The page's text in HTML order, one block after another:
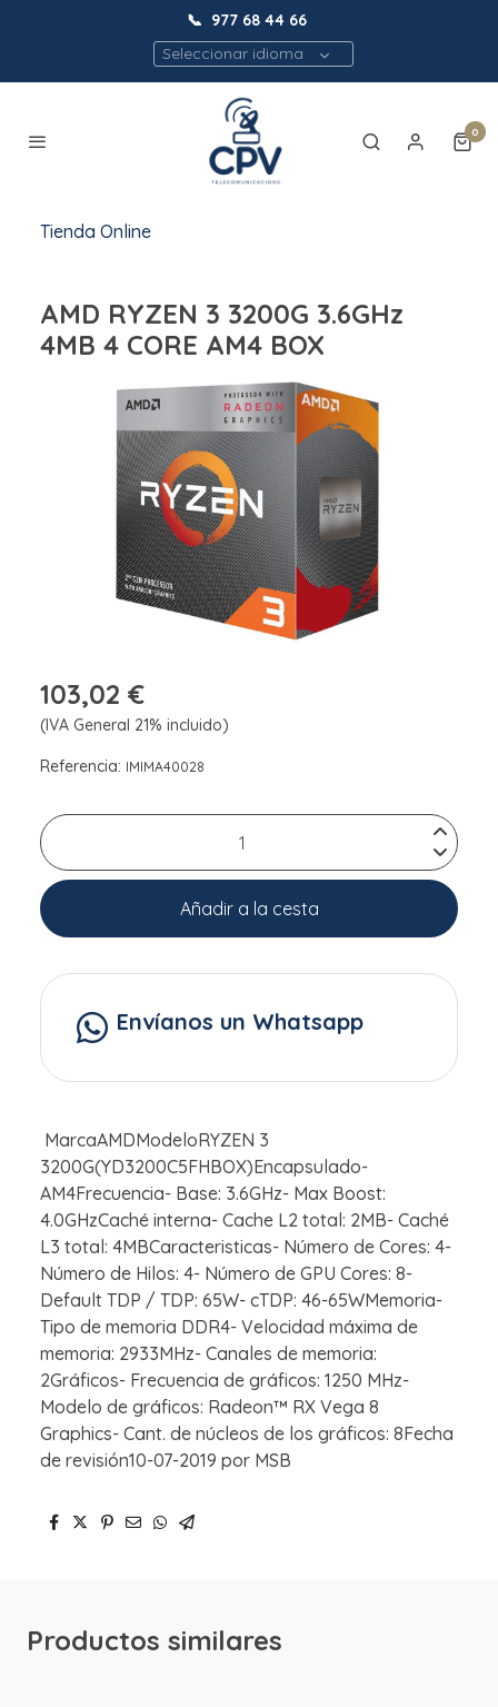
📞 977 68 44 66
Seleccionar idioma
0
Tienda Online
AMD RYZEN 3 3200G 3.6GHz
4MB 4 CORE AM4 BOX
103,02 €
(IVA General 21% incluido)
Referencia: IMIMA40028
Añadir a la cesta
Envíanos un Whatsapp
MarcaAMDModeloRYZEN 3
3200G(YD3200C5FHBOX)Encapsulado-
AM4Frecuencia- Base: 3.6GHz- Max Boost:
4.0GHzCaché interna- Cache L2 total: 2MB- Caché
L3 total: 4MBCaracteristicas- Número de Cores: 4-
Número de Hilos: 4- Número de GPU Cores: 8-
Default TDP / TDP: 65W- cTDP: 46-65WMemoria-
Tipo de memoria DDR4- Velocidad máxima de
memoria: 2933MHz- Canales de memoria:
2Gráficos- Frecuencia de gráficos: 1250 MHz-
Modelo de gráficos: Radeon™ RX Vega 8
Graphics- Cant. de núcleos de los gráficos: 8Fecha
de revisión10-07-2019 por MSB
Productos similares